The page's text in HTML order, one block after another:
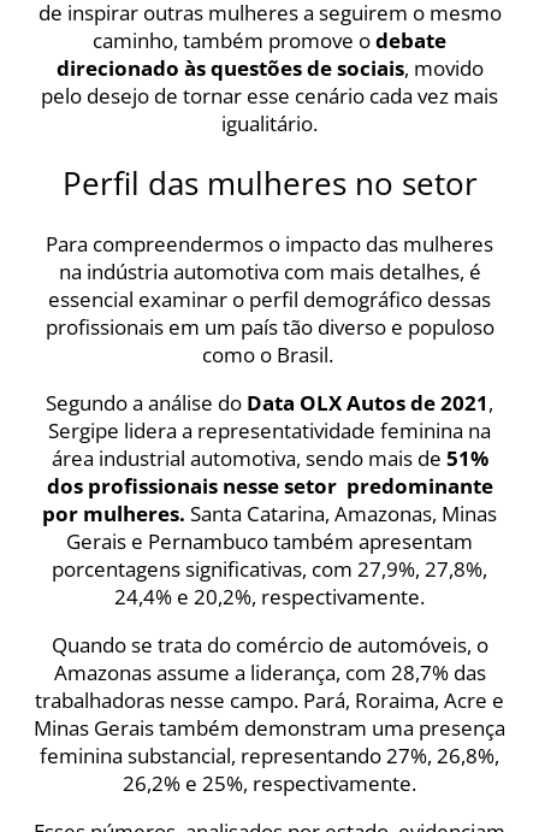
de inspirar outras mulheres a seguirem o mesmo
caminho, também promove odebate
direcionado às questões de sociais, movido
pelo desejo de tornar esse cenário cada vez mais
igualitário.
Perfil das mulheres no setor
Para compreendermos o impacto das mulheres
na indústria automotiva com mais detalhes, é
essencial examinar o perfil demográfico dessas
profissionais em um país tão diverso e populoso
como o Brasil.
Segundo a análise do Data OLX Autos de 2021,
Sergipe lidera a representatividade feminina na
área industrial automotiva, sendo mais de 51%
dos profissionais nesse setor predominante
por mulheres. Santa Catarina, Amazonas, Minas
Gerais e Pernambuco também apresentam
porcentagens significativas, com 27,9%, 27,8%,
24,4% e 20,2%, respectivamente.
Quando se trata do comércio de automóveis, o
Amazonas assume a liderança, com 28,7% das
trabalhadoras nesse campo. Pará, Roraima, Acre e
Minas Gerais também demonstram uma presença
feminina substancial, representando 27%, 26,8%,
26,2% e 25%, respectivamente.